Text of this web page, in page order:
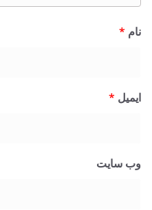
نام *
ایمیل *
وب‌ سایت